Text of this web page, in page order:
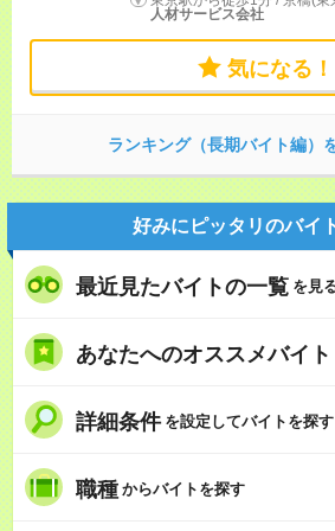
人材サービス会社
気になる！
ランキング（長期バイト編）
好みにピッタリのバイ
最近見たバイトの一覧 を見
あなたへのオススメバイト
詳細条件 を設定してバイトを探す
職種 からバイトを探す